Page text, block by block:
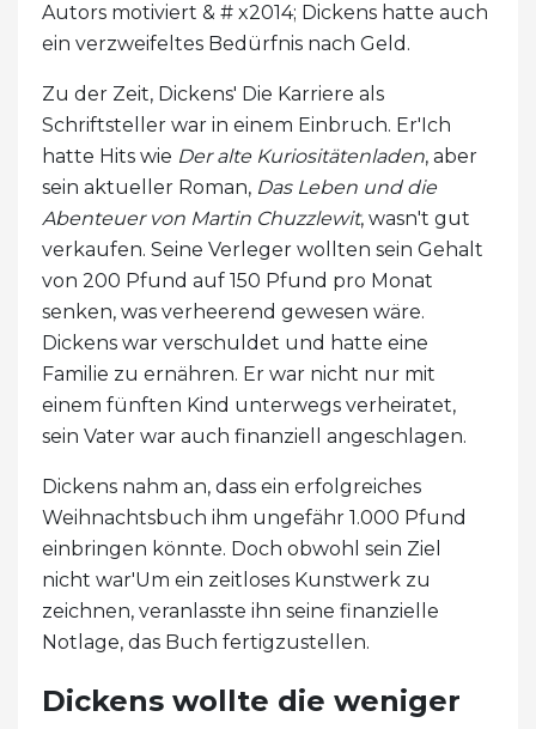
Autors motiviert & # x2014; Dickens hatte auch
ein verzweifeltes Bedürfnis nach Geld.
Zu der Zeit, Dickens' Die Karriere als
Schriftsteller war in einem Einbruch. Er'Ich
hatte Hits wie Der alte Kuriositätenladen, aber
sein aktueller Roman, Das Leben und die
Abenteuer von Martin Chuzzlewit, wasn't gut
verkaufen. Seine Verleger wollten sein Gehalt
von 200 Pfund auf 150 Pfund pro Monat
senken, was verheerend gewesen wäre.
Dickens war verschuldet und hatte eine
Familie zu ernähren. Er war nicht nur mit
einem fünften Kind unterwegs verheiratet,
sein Vater war auch finanziell angeschlagen.
Dickens nahm an, dass ein erfolgreiches
Weihnachtsbuch ihm ungefähr 1.000 Pfund
einbringen könnte. Doch obwohl sein Ziel
nicht war'Um ein zeitloses Kunstwerk zu
zeichnen, veranlasste ihn seine finanzielle
Notlage, das Buch fertigzustellen.
Dickens wollte die weniger